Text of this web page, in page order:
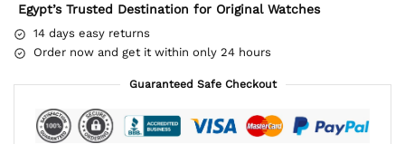
Egypt’s Trusted Destination for Original Watches
14 days easy returns
Order now and get it within only 24 hours
Guaranteed Safe Checkout